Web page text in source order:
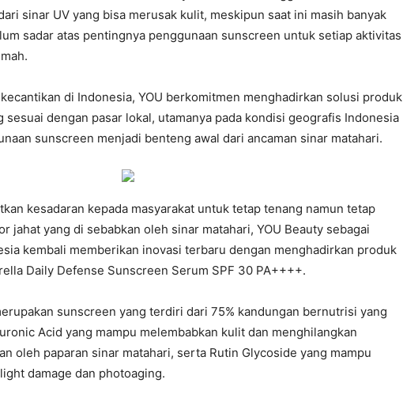
sinar UV yang bisa merusak kulit, meskipun saat ini masih banyak
sadar atas pentingnya penggunaan sunscreen untuk setiap aktivitas
di Indonesia, YOU berkomitmen menghadirkan solusi produk
sesuai dengan pasar lokal, utamanya pada kondisi geografis Indonesia
sunscreen menjadi benteng awal dari ancaman sinar matahari.
kesadaran kepada masyarakat untuk tetap tenang namun tetap
jahat yang di sebabkan oleh sinar matahari, YOU Beauty sebagai
kembali memberikan inovasi terbaru dengan menghadirkan produk
Daily Defense Sunscreen Serum SPF 30 PA++++.
sunscreen yang terdiri dari 75% kandungan bernutrisi yang
Acid yang mampu melembabkan kulit dan menghilangkan
oleh paparan sinar matahari, serta Rutin Glycoside yang mampu
damage dan photoaging.